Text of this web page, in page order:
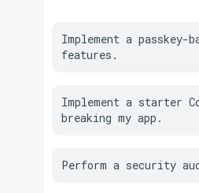
Implement a
features.
Implement a starter
breaking my app.
Perform a security